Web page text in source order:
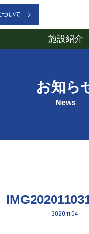
ついて
施設紹介
お知ら
News
2020.11.04